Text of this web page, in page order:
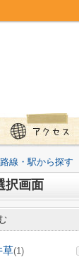
線・駅から探す
択画面
草(1)